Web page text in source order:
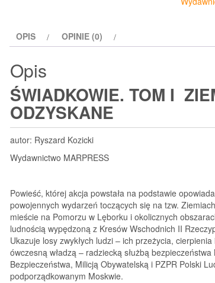
OPIS OPINIE (0)
Opis
ŚWIADKOWIE. TOM I
ODZYSKANE
autor: Ryszard Kozicki
Wydawnictwo MARPRESS
Powieść, której akcja powstała na podstawie
powojennych wydarzeń toczących się na tzw.
mieście na Pomorzu w Lęborku i okolicznych
ludnością wypędzoną z Kresów Wschodnich II
Ukazuje losy zwykłych ludzi – ich przeżycia,
ówczesną władzą – radziecką służbą
Bezpieczeństwa, Milicją Obywatelską i PZPR Polski
podporządkowanym Moskwie.